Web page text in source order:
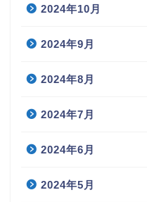
2024年10月
2024年9月
2024年8月
2024年7月
2024年6月
2024年5月